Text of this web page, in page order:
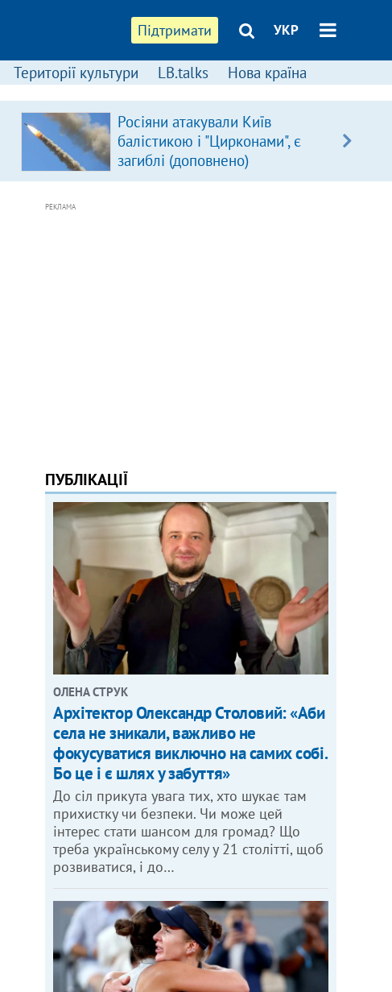
Підтримати УКР
Території культури LB.talks Нова країна
Росіяни атакували Київ
балістикою і "Цирконами", є
загиблі (доповнено)
РЕКЛАМА
ПУБЛІКАЦІЇ
ОЛЕНА СТРУК
Архітектор Олександр Столовий: «Аби
села не зникали, важливо не
фокусуватися виключно на самих собі.
Бо це і є шлях у забуття»
До сіл прикута увага тих, хто шукає там
прихистку чи безпеки. Чи може цей
інтерес стати шансом для громад? Що
треба українському селу у 21 столітті, щоб
розвиватися, і до…